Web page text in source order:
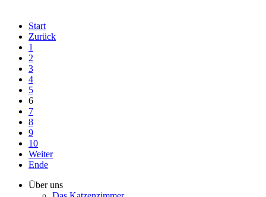
Start
Zurück
1
2
3
4
5
6
7
8
9
10
Weiter
Ende
Über uns